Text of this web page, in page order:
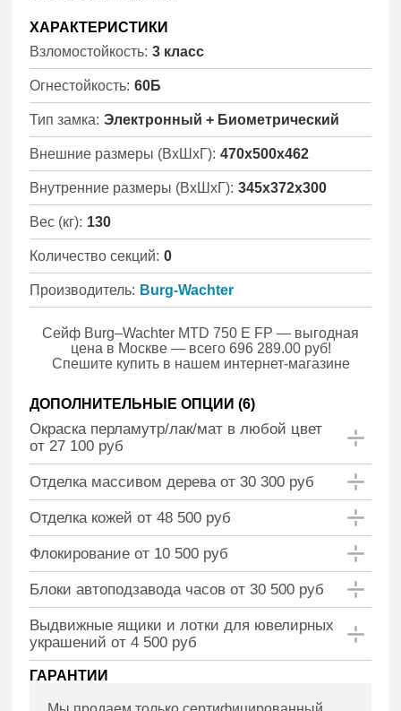
ХАРАКТЕРИСТИКИ
Взломостойкость: 3 класс
Огнестойкость: 60Б
Тип замка: Электронный + Биометрический
Внешние размеры (ВхШхГ): 470x500x462
Внутренние размеры (ВхШхГ): 345x372x300
Вес (кг): 130
Количество секций: 0
Производитель: Burg-Wachter
Сейф Burg–Wachter MTD 750 E FP — выгодная
цена в Москве — всего 696 289.00 руб!
Спешите купить в нашем интернет-магазине
ДОПОЛНИТЕЛЬНЫЕ ОПЦИИ (6)
Окраска перламутр/лак/мат в любой цвет
от 27 100 руб
Отделка массивом дерева от 30 300 руб
Отделка кожей от 48 500 руб
Флокирование от 10 500 руб
Блоки автоподзавода часов от 30 500 руб
Выдвижные ящики и лотки для ювелирных
украшений от 4 500 руб
ГАРАНТИИ